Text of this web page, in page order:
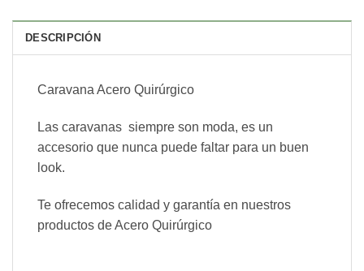
DESCRIPCIÓN
Caravana Acero Quirúrgico
Las caravanas siempre son moda, es un
accesorio que nunca puede faltar para un buen
look.
Te ofrecemos calidad y garantía en nuestros
productos de Acero Quirúrgico